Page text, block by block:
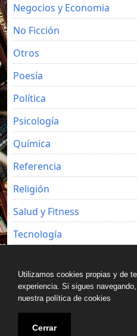
Negocios y Economia
No Ficción
Otros
Poesía
Política
Psicología
Química
Referencia
Religión
Salud y Fitness
Tecnología
Utilizamos cookies propias y de
experiencia. Si sigues
nuestra política de cookies
Cerrar